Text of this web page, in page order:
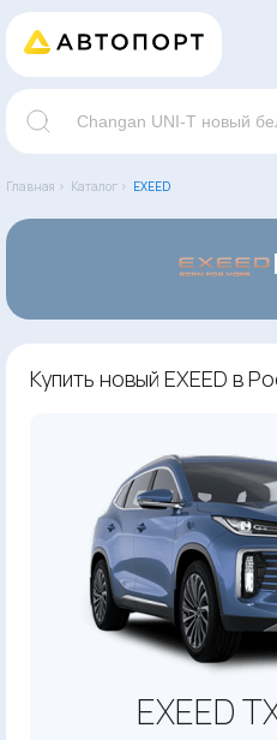
Главная › Каталог › EXEED
Купить новый EXEED в
EXEED